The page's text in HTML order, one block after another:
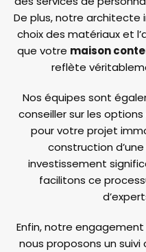
De plus, notre architecte
choix des matériaux et
que votre maison
reflète
Nos équipes sont
conseiller sur les
pour votre projet
construction
investissement
facilitons ce
Enfin, notre engagement
nous proposons un